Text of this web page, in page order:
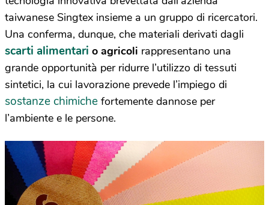
taiwanese Singtex insieme a un gruppo di ricercatori.
Una conferma, dunque, che materiali derivati dagli
scarti alimentari o agricoli rappresentano una
grande opportunità per ridurre l’utilizzo di tessuti
sintetici, la cui lavorazione prevede l’impiego di
sostanze chimiche fortemente dannose per
l’ambiente e le persone.